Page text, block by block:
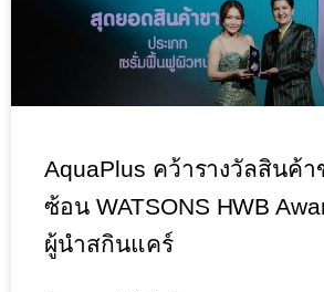
AquaPlus คว้ารางวัลสินค้
ซ้อน WATSONS HWB
ผู้นำสกินแคร์